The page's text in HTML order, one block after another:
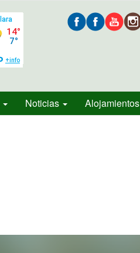
Noticias Alojamientos